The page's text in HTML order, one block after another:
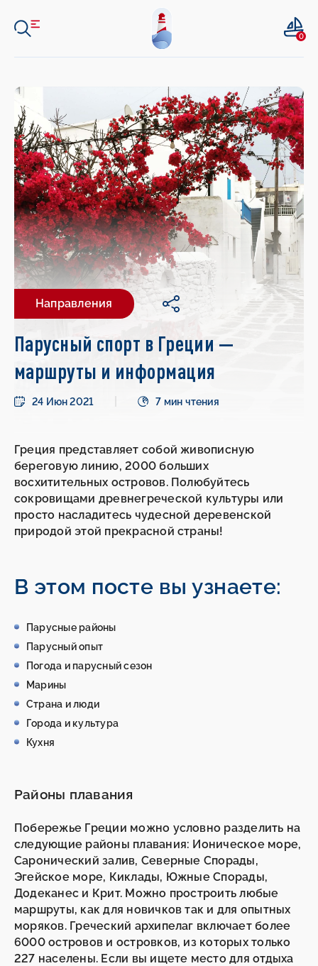
0
Направления
Парусный спорт в Греции —
маршруты и информация
24 Июн 2021 7 мин чтения
Греция представляет собой живописную
береговую линию, 2000 больших
восхитительных островов. Полюбуйтесь
сокровищами древнегреческой культуры или
просто насладитесь чудесной деревенской
природой этой прекрасной страны!
В этом посте вы узнаете:
Парусные районы
Парусный опыт
Погода и парусный сезон
Марины
Страна и люди
Города и культура
Кухня
Районы плавания
Побережье Греции можно условно разделить на
следующие районы плавания: Ионическое море,
Саронический залив, Северные Спорады,
Эгейское море, Киклады, Южные Спорады,
Додеканес и Крит. Можно простроить любые
маршруты, как для новичков так и для опытных
моряков. Греческий архипелаг включает более
6000 островов и островков, из которых только
227 населены. Если вы ищете место для отдыха